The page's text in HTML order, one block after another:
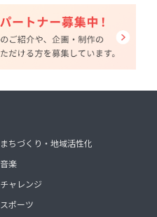
まちづくり・地域活性化
音楽
チャレンジ
スポーツ